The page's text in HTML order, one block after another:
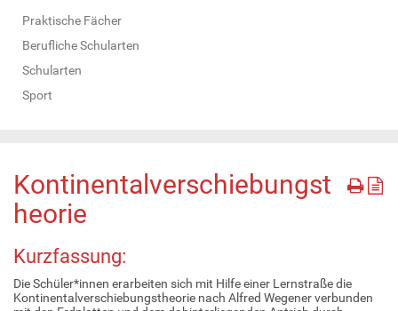
Praktische Fächer
Berufliche Schularten
Schularten
Sport
Kontinentalverschiebungst
heorie
Kurzfassung:
Die Schüler*innen erarbeiten sich mit Hilfe einer Lernstraße die
Kontinentalverschiebungstheorie nach Alfred Wegener verbunden